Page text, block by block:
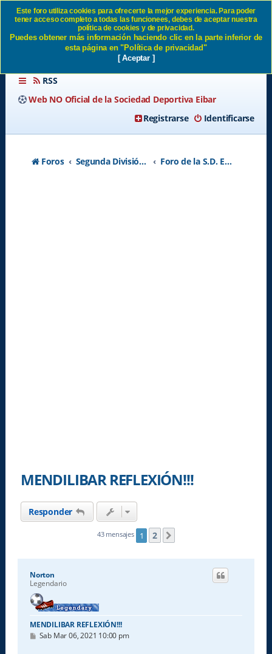
MENDILIBAR REFLEXIÓN!!!
SD Eibar
RSS
Web NO Oficial de la Sociedad Deportiva Eibar
Identificarse
Registrarse
Foros Segunda División A - Temporada 2026-2027 Foro de la S.D. Eibar
MENDILIBAR REFLEXIÓN!!!
Responder
43 mensajes 1 2
Norton
Legendario
MENDILIBAR REFLEXIÓN!!!
M
Sab Mar 06, 2021 10:00 pm
Este foro utiliza cookies para ofrecerte la mejor experiencia. Para poder
tener acceso completo a todas las funcionees, debes de aceptar nuestra
política de cookies y de privacidad.
Puedes obtener más información haciendo clic en la parte inferior de
esta página en "Política de privacidad"
[ Aceptar ]